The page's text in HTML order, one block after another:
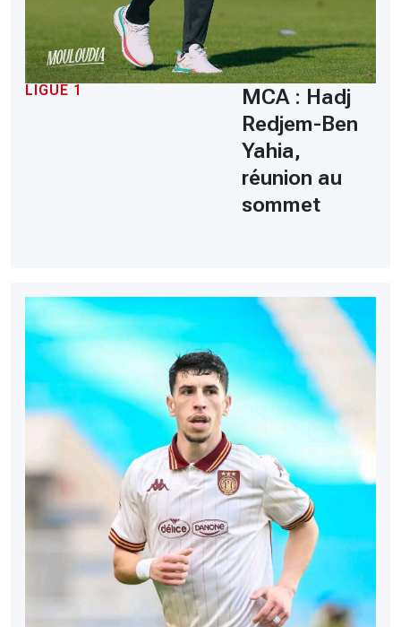
LIGUE 1
MCA : Hadj
Redjem-Ben
Yahia,
réunion au
sommet